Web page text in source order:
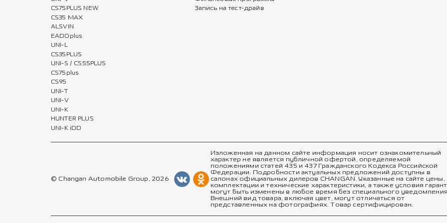
CS75PLUS NEW
CS35 MAX
ALSVIN
EADOplus
UNI-L
CS35PLUS
UNI-S / CS55PLUS
CS75plus
CS95
UNI-T
UNI-V
UNI-K
HUNTER PLUS
UNI-K iDD
Запись на тест-драйв
© Changan Automobile Group, 2026
Изложенная на данном сайте информация носит ознакомительный
характер не является публичной офертой, определяемой
положениями статей 435 и 437 Гражданского Кодекса Российской
Федерации. Подробности актуальных предложений доступны в
салонах официальных дилеров CHANGAN. Указанные на сайте цены,
комплектации и технические характеристики, а также условия
могут быть изменены в любое время без специального
Внешний вид товара, включая цвет, могут отличаться от
представленных на фотографиях. Товар сертифицирован.